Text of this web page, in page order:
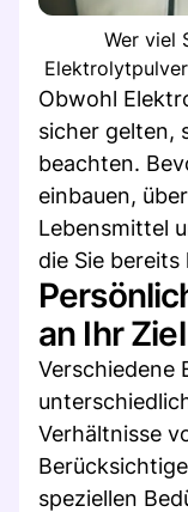
Wer viel
Obwohl
sicher gelten,
beachten.
einbauen,
Lebensmittel
die Sie
an Ihr
Verschiedene
Verhältnisse
speziellen